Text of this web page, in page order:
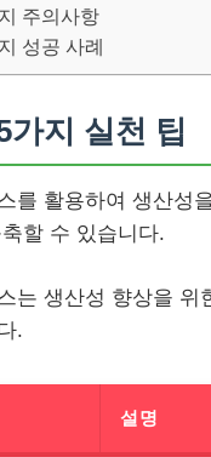
주의사항
성공 사례
가지 실천 팁
를 활용하여 생산성
할 수 있습니다.
는 생산성 향상을
.
설명